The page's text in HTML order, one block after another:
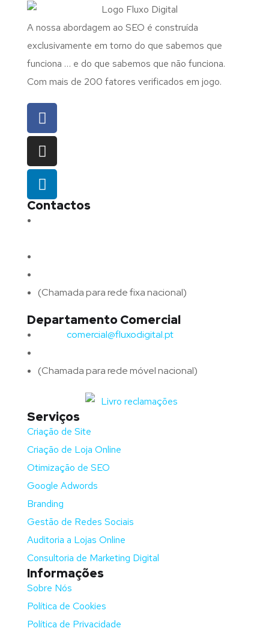
A nossa abordagem ao SEO é construída
exclusivamente em torno do que sabemos que
funciona … e do que sabemos que não funciona.
Com mais de 200 fatores verificados em jogo.
Contactos
(Chamada para rede fixa nacional)
Departamento Comercial
comercial@fluxodigital.pt
(Chamada para rede móvel nacional)
Serviços
Criação de Site
Criação de Loja Online
Otimização de SEO
Google Adwords
Branding
Gestão de Redes Sociais
Auditoria a Lojas Online
Consultoria de Marketing Digital
Informações
Sobre Nós
Política de Cookies
Política de Privacidade